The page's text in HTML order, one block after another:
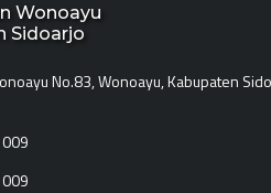
Wonoayu
Sidoarjo
No.83, Wonoayu, Kabupaten